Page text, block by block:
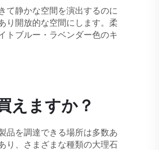
て静かな空間を演出するのに
り開放的な空間にします。柔
トブルー・ラベンダー色のキ
えますか？
品を調達できる場所は多数あ
り、さまざまな種類の大理石